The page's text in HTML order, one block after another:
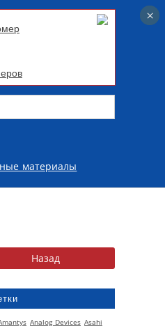
материалы
Analog Devices Asahi
×
×